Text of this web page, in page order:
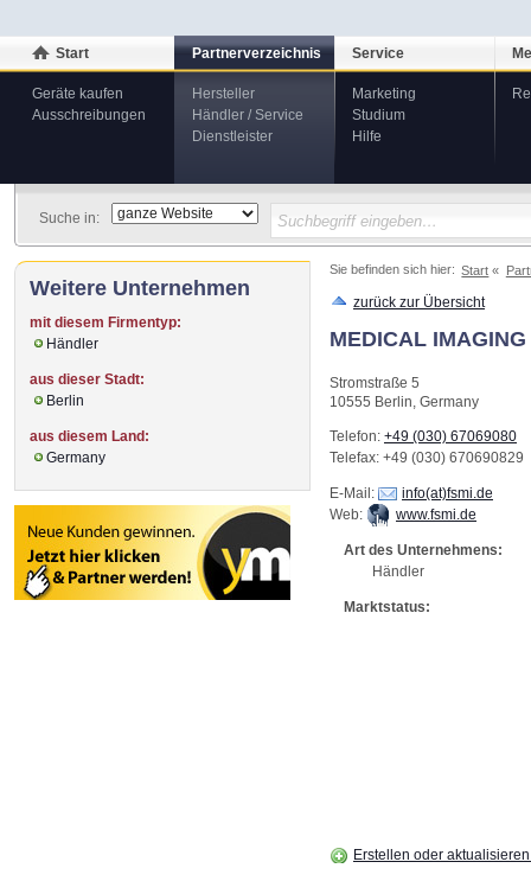
Start
Geräte kaufen
Ausschreibungen
Partnerverzeichnis
Hersteller
Händler / Service
Dienstleister
Service
Marketing
Studium
Hilfe
Suche in:
Sie befinden sich hier: Start
zurück zur Übersicht
MEDICAL
Stromstraße 5
10555 Berlin, Germany
Telefon: +49 (030) 67069080
Telefax: +49 (030) 670690829
E-Mail:
info(at)fsmi.de
Web:
www.fsmi.de
Art des Unternehmens:
Händler
Marktstatus:
Erstellen oder
Weitere Unternehmen
mit diesem Firmentyp:
Händler
aus dieser Stadt:
Berlin
aus diesem Land:
Germany